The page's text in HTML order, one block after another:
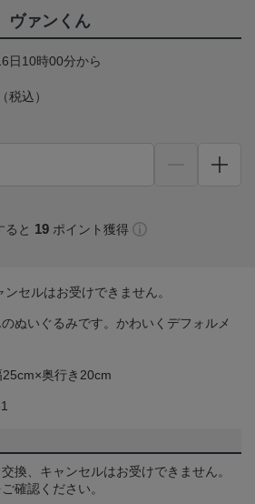
ヴァンくん
日10時00分から
（税込）
ると 19 ポイント獲得
セルはお受けできません。
ぬいぐるみです。かわいくデフォルメ
奥行き20cm
換、キャンセルはお受けできません。
ご確認ください。